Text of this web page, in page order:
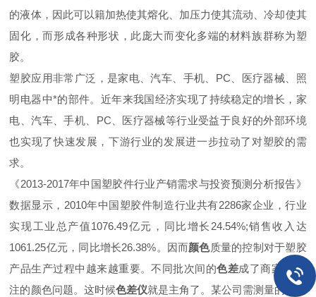
的液体，因此可以籍加热使其熔化、加压力使其流动、冷却使其
固化，而形成各种形状，此庞大而变化多端的材料族群称为塑
胶。
塑胶应用非常广泛，是家电、汽车、手机、PC、医疗器械、照
明电器中*的部件。近年来我国经济实现了持续稳定的增长，家
电、汽车、手机、PC、医疗器械等行业受益于良好的外部环境
也实现了快速发展，下游行业的发展进一步拉动了对塑胶的需
求。
《2013-2017年中国塑胶件行业产销需求与投资预测分析报告》
数据显示，2010年中国塑胶件制造行业共有2286家企业，行业
实现工业总产值1076.49亿元，同比增长24.54%;销售收入达
1061.25亿元，同比增长26.38%。因而颜色质量的控制对于塑胶
产品生产过程中越来越重要。不同批次间的色差成了商家zui关
注的颜色问题。这时候色差仪就是主角了。某公司需测量的主要